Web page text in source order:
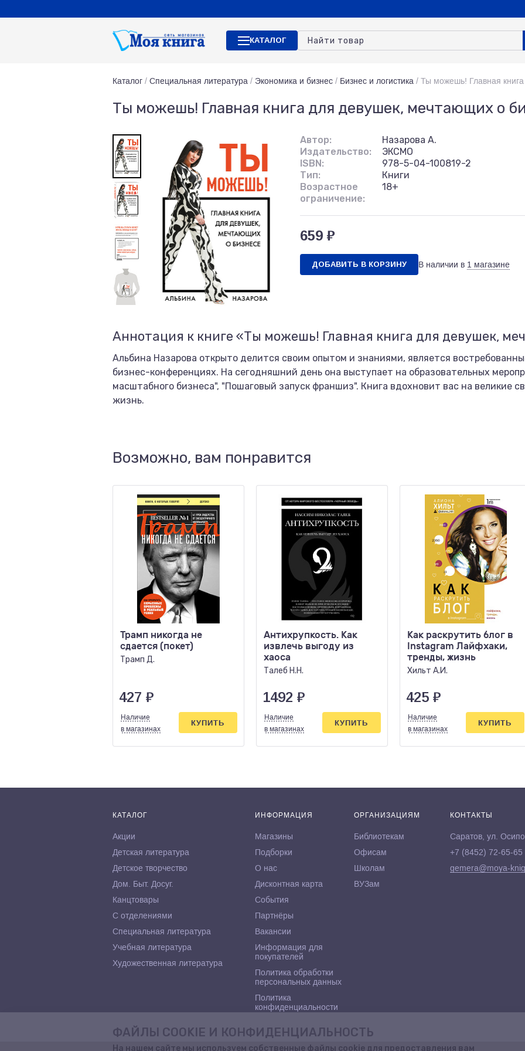
КАТАЛОГ
Каталог / Специальная литература / Экономика и бизнес / Бизнес и логистика / Ты можешь! Главная
Ты можешь! Главная книга для девушек, мечтающих о
Автор:
Назарова А.
Издательство:
ЭКСМО
ISBN:
978-5-04-100819-2
Тип:
Книги
Возрастное
ограничение:
18+
659 ₽
ДОБАВИТЬ В КОРЗИНУ В наличии в 1 магазине
Аннотация к книге «Ты можешь! Главная книга для девушек,
Альбина Назарова открыто делится своим опытом и знаниями, является
бизнес-конференциях. На сегодняшний день она выступает на образовательных
масштабного бизнеса", "Пошаговый запуск франшиз". Книга вдохновит вас на великие
жизнь.
Возможно, вам понравится
Трамп никогда не
сдается (покет)
Трамп Д.
427 ₽
Наличие
в магазинах
КУПИТЬ
Антихрупкость. Как
извлечь выгоду из
хаоса
Талеб Н.Н.
1492 ₽
Наличие
в магазинах
КУПИТЬ
Как раскрутить блог в
Instagram Лайфхаки,
тренды, жизнь
Хильт А.И.
425 ₽
Наличие
в магазинах
КУПИТЬ
КАТАЛОГ
Акции
Детская литература
Детское творчество
Дом. Быт. Досуг.
Канцтовары
С отделениями
Специальная литература
Учебная литература
Художественная литература
ИНФОРМАЦИЯ
Магазины
Подборки
О нас
Дисконтная карта
События
Партнёры
Вакансии
Информация для
покупателей
Политика обработки
персональных данных
Политика
конфиденциальности
ОРГАНИЗАЦИЯМ
Библиотекам
Офисам
Школам
ВУЗам
КОНТАКТЫ
Саратов, ул.
+7 (8452) 72-65-65
gemera@moya-
ФАЙЛЫ COOKIE И КОНФИДЕНЦИАЛЬНОСТЬ
На нашем сайте мы используем собственные файлы cookie для предоставления вам